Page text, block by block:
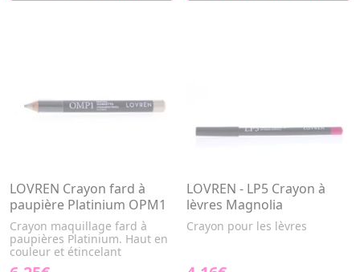
LOVREN Crayon fard à
paupière Platinium OPM1
Crayon maquillage fard à
paupières Platinium. Haut en
couleur et étincelant
LOVREN - LP5 Crayon à
lèvres Magnolia
Crayon pour les lèvres